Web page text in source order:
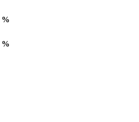
%
%